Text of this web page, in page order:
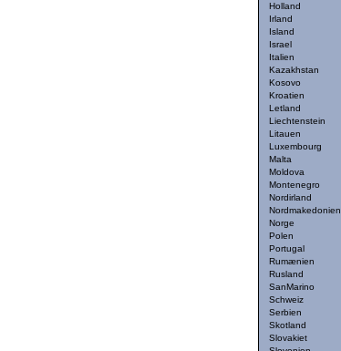
Holland
Irland
Island
Israel
Italien
Kazakhstan
Kosovo
Kroatien
Letland
Liechtenstein
Litauen
Luxembourg
Malta
Moldova
Montenegro
Nordirland
Nordmakedonien
Norge
Polen
Portugal
Rumænien
Rusland
SanMarino
Schweiz
Serbien
Skotland
Slovakiet